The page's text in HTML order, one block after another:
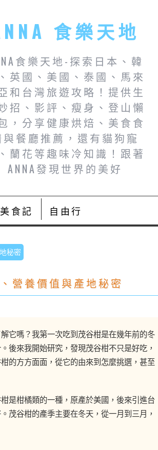
食樂天地
食樂天地-探索日本、韓
英國、美國、泰國、馬來
和台灣旅遊攻略！提供生
招、影評、瘦身、登山懶
，分享健康烘焙、美食食
與餐廳推薦，還有貓狗寵
蘭花等趣味冷知識！跟著
ANNA發現世界的美好
美食記 自由行
秘密
營養價值與產地秘密
它嗎？我第一次吃到茂谷柑是在幾年前的冬
後來我開始研究，發現茂谷柑不只是好吃，
的方方面面，從它的由來到怎麼挑選，甚至
是柑橘類的一種，原產於美國，後來引進台
茂谷柑的產季主要在冬天，從一月到三月，